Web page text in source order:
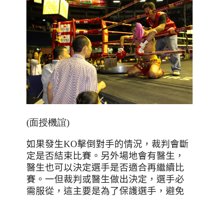
(面授機誼)
如果發生KO擊倒對手的情況，裁判會斷
定是否結束比賽。另外場地會有醫生，
醫生也可以決定選手是否適合再繼續比
賽。一但裁判或醫生做出決定，選手必
需服從，這主要是為了保護選手，避免